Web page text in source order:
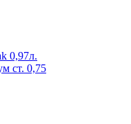
0,97л.
ст. 0,75